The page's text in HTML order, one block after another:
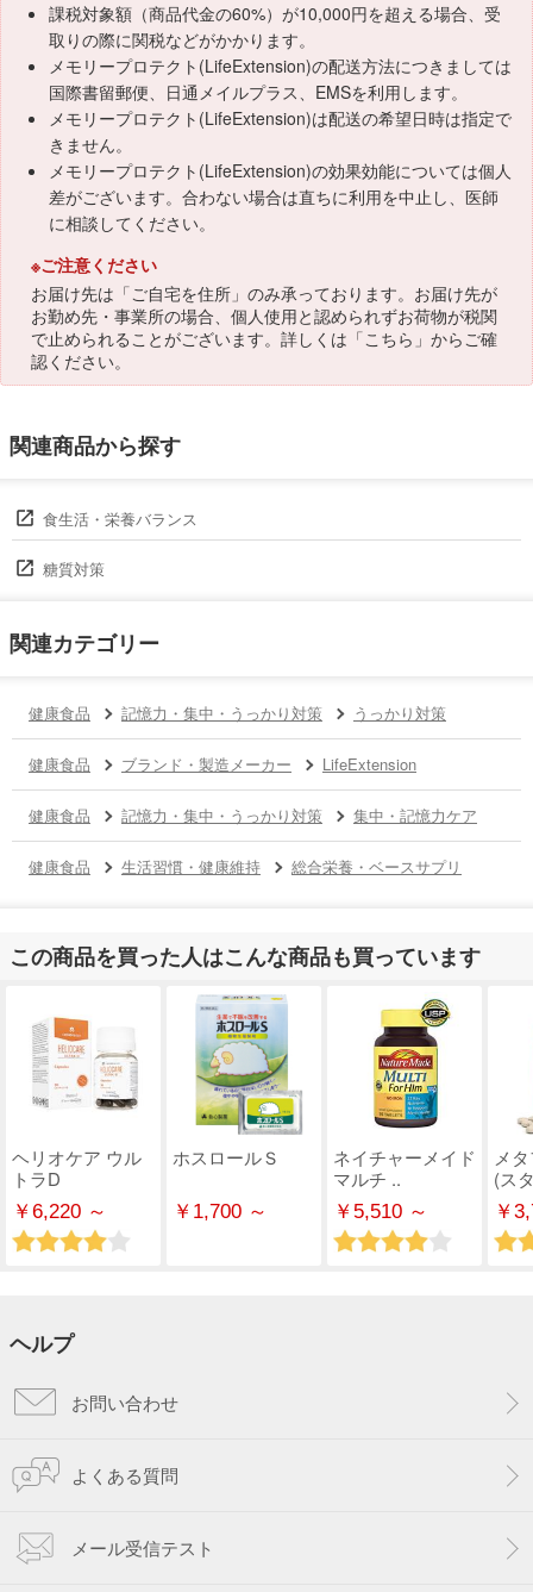
課税対象額（商品代金の60%）が10,000円を超える場合、受
取りの際に関税などがかかります。
メモリープロテクト(LifeExtension)の配送方法につきましては
国際書留郵便、日通メイルプラス、EMSを利用します。
メモリープロテクト(LifeExtension)は配送の希望日時は指定で
きません。
メモリープロテクト(LifeExtension)の効果効能については個人
差がございます。合わない場合は直ちに利用を中止し、医師
に相談してください。
※ご注意ください
お届け先は「ご自宅を住所」のみ承っております。お届け先が
お勤め先・事業所の場合、個人使用と認められずお荷物が税関
で止められることがございます。詳しくは「こちら 」からご確
認ください。
関連商品から探す
食生活・栄養バランス
糖質対策
関連カテゴリー
健康食品 記憶力・集中・うっかり対策 うっかり対策
健康食品 ブランド・製造メーカー LifeExtension
健康食品 記憶力・集中・うっかり対策 集中・記憶力ケア
健康食品 生活習慣・健康維持 総合栄養・ベースサプリ
この商品を買った人はこんな商品も買っています
ヘリオケア ウル
トラD
￥6,220 ～
ホスロールＳ
￥1,700 ～
ネイチャーメイド
マルチ ..
￥5,510 ～
メ
(ス
￥
ヘルプ
お問い合わせ
よくある質問
メール受信テスト